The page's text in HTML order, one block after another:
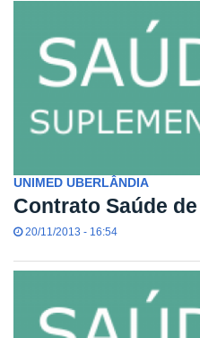
UNIMED UBERLÂNDIA
Contrato Saúde
20/11/2013 - 16:54